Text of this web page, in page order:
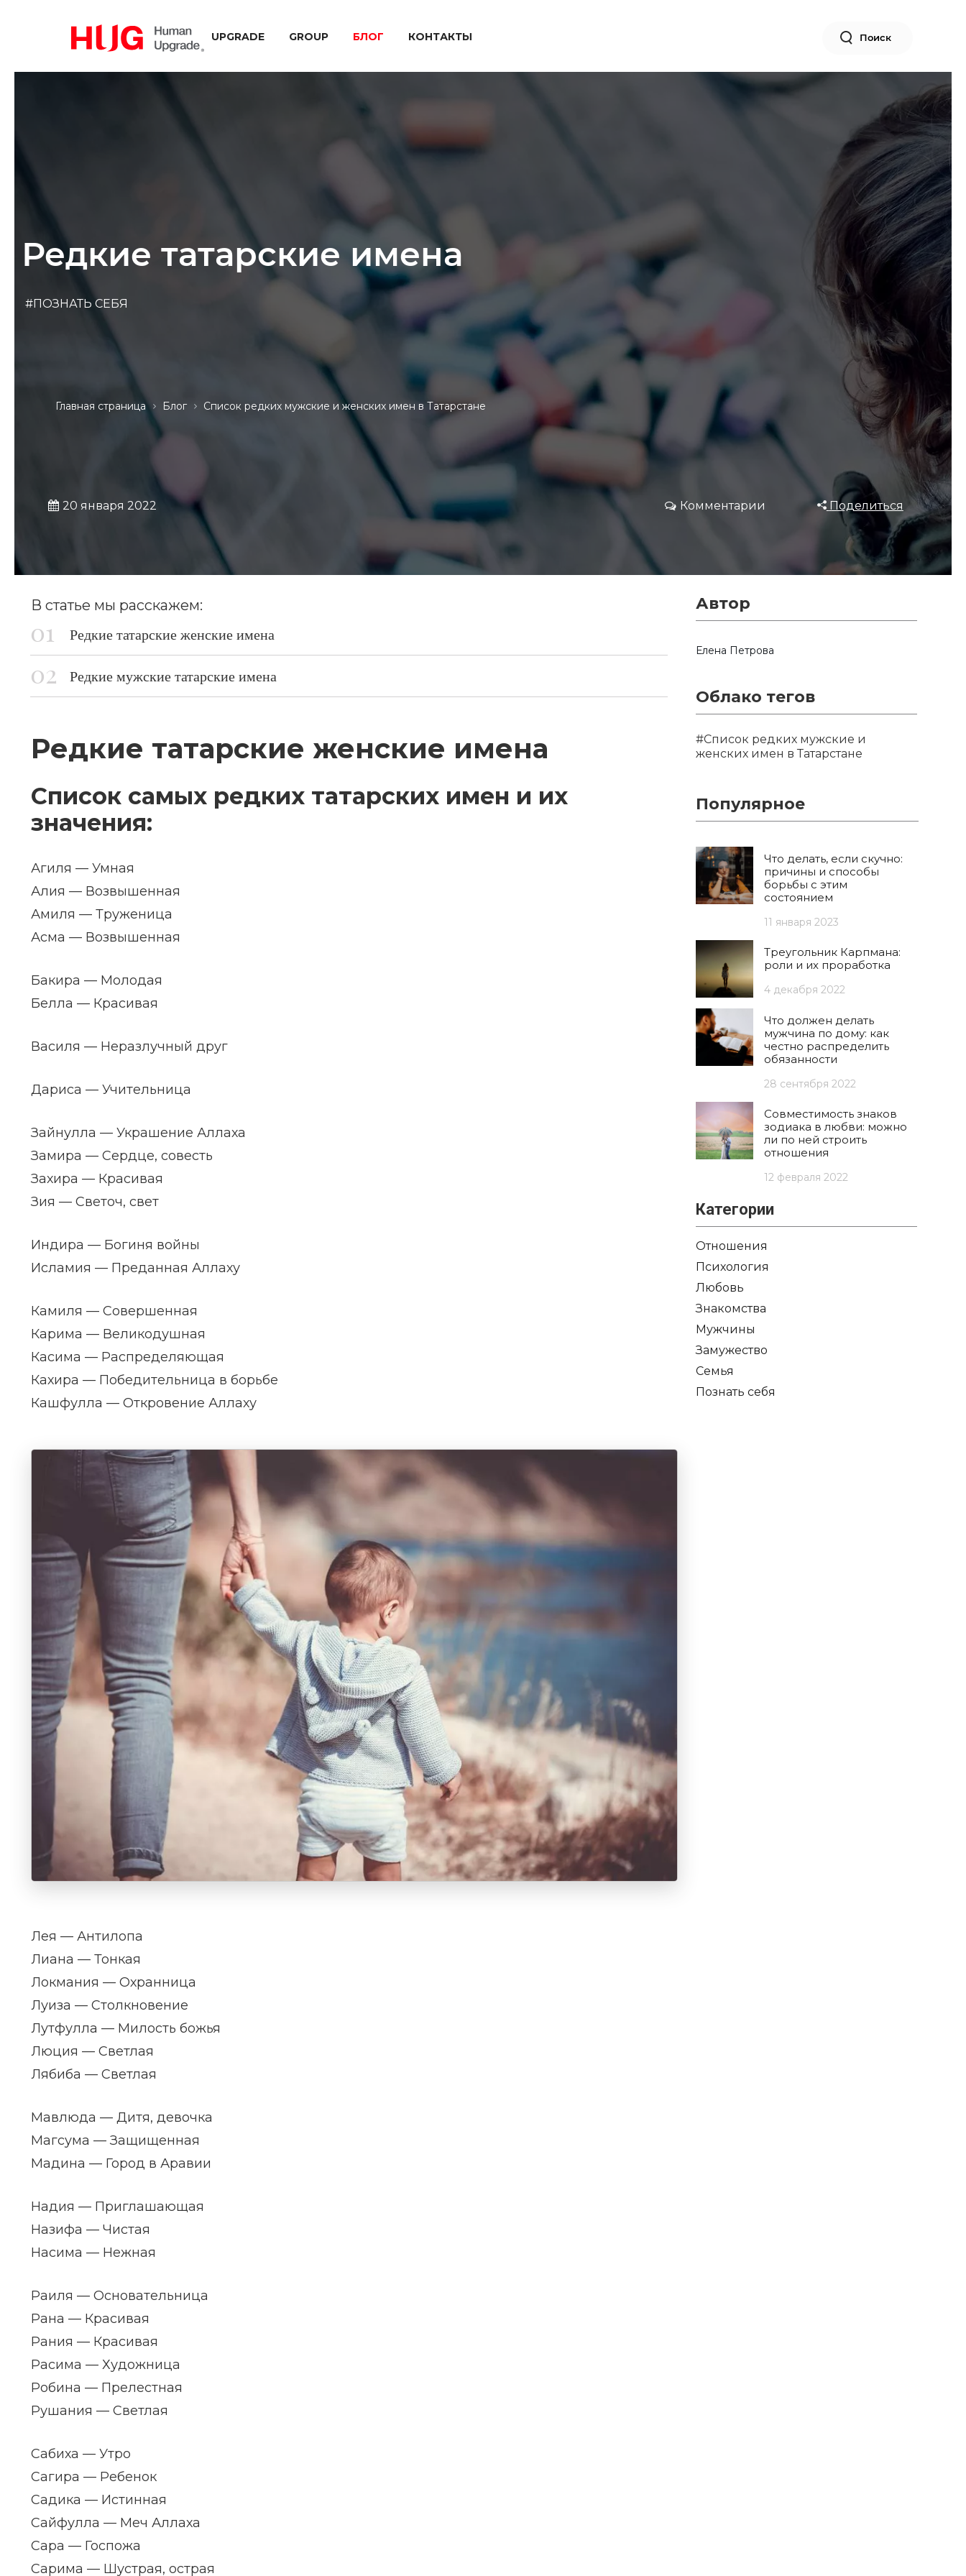
UPGRADE GROUP БЛОГ КОНТАКТЫ Поиск
Главная страница Блог Список редких мужские и женских имен в Татарстане
Редкие татарские имена
#ПОЗНАТЬ СЕБЯ
20 января 2022 Комментарии Поделиться
В статье мы расскажем:
Редкие татарские женские имена
Редкие мужские татарские имена
Редкие татарские женские имена
Список самых редких татарских имен и их
значения:
Агиля — Умная
Алия — Возвышенная
Амиля — Труженица
Асма — Возвышенная
Бакира — Молодая
Белла — Красивая
Василя — Неразлучный друг
Дариса — Учительница
Зайнулла — Украшение Аллаха
Замира — Сердце, совесть
Захира — Красивая
Зия — Светоч, свет
Индира — Богиня войны
Исламия — Преданная Аллаху
Камиля — Совершенная
Карима — Великодушная
Касима — Распределяющая
Кахира — Победительница в борьбе
Кашфулла — Откровение Аллаху
Лея — Антилопа
Лиана — Тонкая
Локмания — Охранница
Луиза — Столкновение
Лутфулла — Милость божья
Люция — Светлая
Лябиба — Светлая
Мавлюда — Дитя, девочка
Магсума — Защищенная
Мадина — Город в Аравии
Надия — Приглашающая
Назифа — Чистая
Насима — Нежная
Раиля — Основательница
Рана — Красивая
Рания — Красивая
Расима — Художница
Робина — Прелестная
Рушания — Светлая
Сабиха — Утро
Сагира — Ребенок
Садика — Истинная
Сайфулла — Меч Аллаха
Сара — Госпожа
Сарима — Шустрая, острая
Автор
Елена Петрова
Облако тегов
#Список редких мужские и
женских имен в Татарстане
Популярное
Что делать, если скучно:
причины и способы
борьбы с этим
состоянием
11 января 2023
Треугольник Карпмана:
роли и их проработка
4 декабря 2022
Что должен делать
мужчина по дому: как
честно распределить
обязанности
28 сентября 2022
Совместимость знаков
зодиака в любви: можно
ли по ней строить
отношения
12 февраля 2022
Категории
Отношения
Психология
Любовь
Знакомства
Мужчины
Замужество
Семья
Познать себя